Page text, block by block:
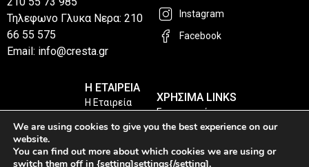
Τηλεφωνο Γλυκα Νερα: 210
66 55 575
Email: info@cresta.gr
Η ΕΤΑΙΡΕΙΑ
Η Εταιρεία
Καταστήματα
ΧΡΗΣΙΜΑ LINKS
Επικοινωνία
Privacy Policy
Συχνές Ερωτήσεις
Instagram
Facebook
We are using cookies to give you the best experience on our
website.
You can find out more about which cookies we are using or
switch them off in {setting]settings{/setting].